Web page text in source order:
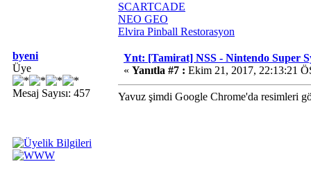
SCARTCADE
NEO GEO
Elvira Pinball Restorasyon
byeni
Üye
Mesaj Sayısı: 457
Ynt: [Tamirat] NSS - Nintendo Super
« Yanıtla #7 : Ekim 21, 2017, 22:13:21
Yavuz şimdi Google Chrome'da resimleri